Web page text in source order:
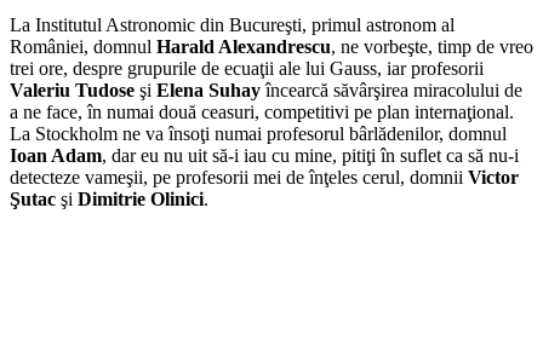
La Institutul Astronomic din Bucureşti, primul astronom al
României, domnul Harald Alexandrescu, ne vorbeşte, timp de vreo
trei ore, despre grupurile de ecuaţii ale lui Gauss, iar profesorii
Valeriu Tudose şi Elena Suhayîncearcă săvârşirea miracolului de
a ne face, în numai două ceasuri, competitivi pe plan internaţional.
La Stockholm ne va însoţi numai profesorul bârlădenilor, domnul
Ioan Adam, dar eu nu uit să-i iau cu mine, pitiţi în suflet ca să nu-i
detecteze vameşii, pe profesorii mei de înţeles cerul, domnii Victor
Şutac şi Dimitrie Olinici.